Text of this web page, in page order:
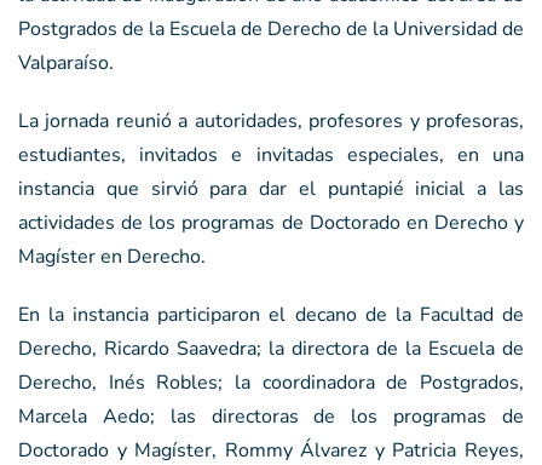
Postgrados de la Escuela de Derecho de la Universidad de
Valparaíso.
La jornada reunió a autoridades, profesores y profesoras,
estudiantes, invitados e invitadas especiales, en una
instancia que sirvió para dar el puntapié inicial a las
actividades de los programas de Doctorado en Derecho y
Magíster en Derecho.
En la instancia participaron el decano de la Facultad de
Derecho, Ricardo Saavedra; la directora de la Escuela de
Derecho, Inés Robles; la coordinadora de Postgrados,
Marcela Aedo; las directoras de los programas de
Doctorado y Magíster, Rommy Álvarez y Patricia Reyes,